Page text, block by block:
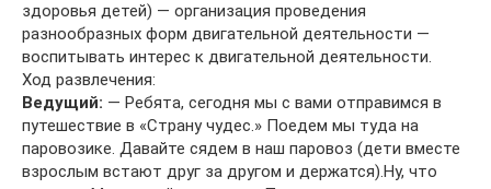
здоровья детей) — организация проведения
разнообразных форм двигательной деятельности —
воспитывать интерес к двигательной деятельности.
Ход развлечения:
Ведущий: — Ребята, сегодня мы с вами отправимся в
путешествие в «Страну чудес.» Поедем мы туда на
паровозике. Давайте сядем в наш паровоз (дети вместе
взрослым встают друг за другом и держатся).Ну, что